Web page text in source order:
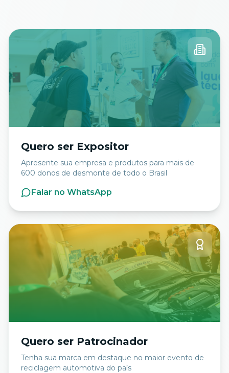
Quero ser Expositor
Apresente sua empresa e produtos para mais de
600 donos de desmonte de todo o Brasil
Falar no WhatsApp
Quero ser Patrocinador
Tenha sua marca em destaque no maior evento de
reciclagem automotiva do país